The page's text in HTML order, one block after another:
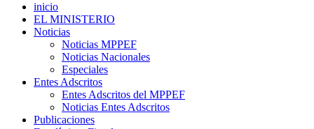
inicio
EL MINISTERIO
Noticias
Noticias MPPEF
Noticias Nacionales
Especiales
Entes Adscritos
Entes Adscritos del MPPEF
Noticias Entes Adscritos
Publicaciones